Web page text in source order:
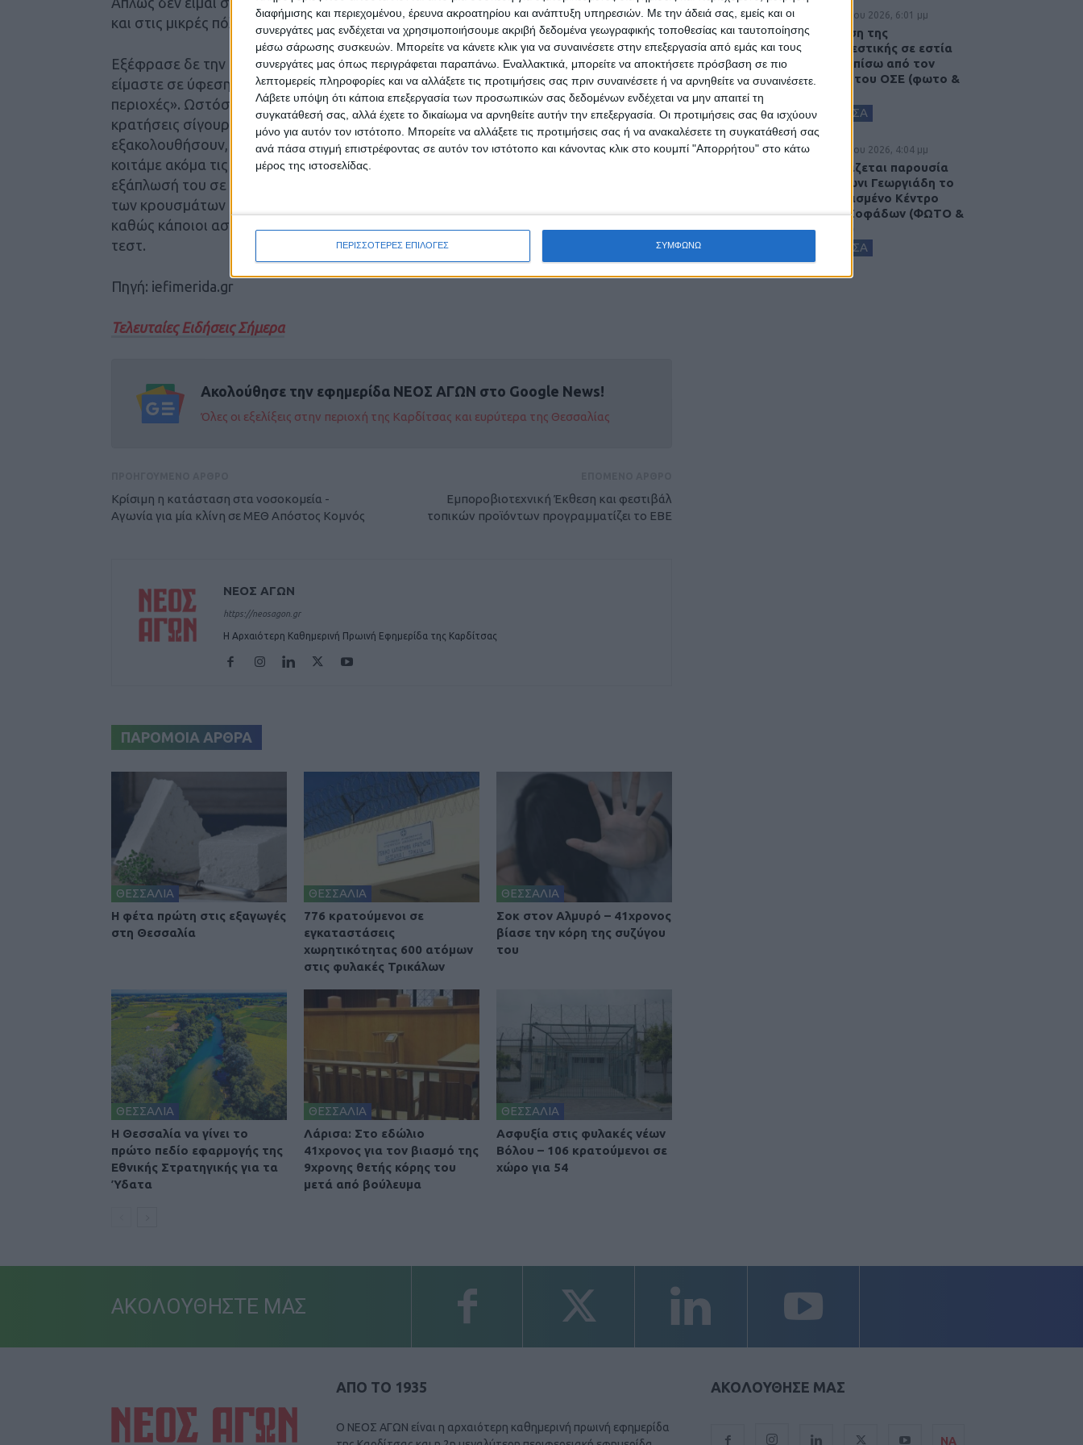
διαφήμισης και περιεχομένου, έρευνα ακροατηρίου και ανάπτυξη υπηρεσιών. Με την άδειά σας, εμείς και οι
συνεργάτες μας ενδέχεται να χρησιμοποιήσουμε ακριβή δεδομένα γεωγραφικής τοποθεσίας και ταυτοποίησης
μέσω σάρωσης συσκευών. Μπορείτε να κάνετε κλικ για να συναινέσετε στην επεξεργασία από εμάς και τους
συνεργάτες μας όπως περιγράφεται παραπάνω. Εναλλακτικά, μπορείτε να αποκτήσετε πρόσβαση σε πιο
λεπτομερείς πληροφορίες και να αλλάξετε τις προτιμήσεις σας πριν συναινέσετε ή να αρνηθείτε να συναινέσετε.
Λάβετε υπόψη ότι κάποια επεξεργασία των προσωπικών σας δεδομένων ενδέχεται να μην απαιτεί τη
συγκατάθεσή σας, αλλά έχετε το δικαίωμα να αρνηθείτε αυτήν την επεξεργασία. Οι προτιμήσεις σας θα ισχύουν
μόνο για αυτόν τον ιστότοπο. Μπορείτε να αλλάξετε τις προτιμήσεις σας ή να ανακαλέσετε τη συγκατάθεσή σας
ανά πάσα στιγμή επιστρέφοντας σε αυτόν τον ιστότοπο και κάνοντας κλικ στο κουμπί "Απορρήτου" στο κάτω
μέρος της ιστοσελίδας.
ΠΕΡΙΣΣΟΤΕΡΕΣ ΕΠΙΛΟΓΕΣ ΣΥΜΦΩΝΩ
και στις μικρές πόλεις», επισήμανε ο καθηγητής Μικροβιολογίας.
Εξέφρασε δε την εκτίμηση ότι τα χειρότερα πέρασαν και «πιστεύω ότι πλέον θα
είμαστε σε ύφεση, απλώς ακόμα έχουμε μια ασταθή κατάσταση σε διάφορες
περιοχές». Ωστόσο, σύμφωνα με τον καθηγητή, η πίεση στο σύστημα υγείας θα
κρατήσεις σίγουρα 1-2 εβδομάδες ακόμα. «Τα βαριά περιστατικά θα
εξακολουθήσουν, γιατί υπάρχουν ασθενείς που νόσησαν πριν 10-15 μέρες. Ας μην
κοιτάμε ακόμα τις διασωληνώσεις και τους νεκρούς, αλλά τα κρούσματα και την
εξάπλωσή του σε όλη την Ελλάδα», πρόσθεσε τονίζοντας ότι ο πραγματικός αριθμός
των κρουσμάτων μπορεί να είναι και πενταπλάσιος από αυτόν που καταγράφεται,
καθώς κάποιοι ασθενείς μπορεί να είναι ασυμπτωματικοί ή να μην υποβάλλονται σε
τεστ.
Πηγή: iefimerida.gr
Τελευταίες Ειδήσεις Σήμερα
Ακολούθησε την εφημερίδα ΝΕΟΣ ΑΓΩΝ στο Google News!
Όλες οι εξελίξεις στην περιοχή της Καρδίτσας και ευρύτερα της Θεσσαλίας
Κρίσιμη η κατάσταση στα νοσοκομεία -
Αγωνία για μία κλίνη σε ΜΕΘ Απόστος Κομνός
Εμποροβιοτεχνική Έκθεση και φεστιβάλ
τοπικών προϊόντων προγραμματίζει το ΕΒΕ
ΝΕΟΣ ΑΓΩΝ
https://neosagon.gr
Η Αρχαιότερη Καθημερινή Πρωινή Εφημερίδα της Καρδίτσας
ΠΑΡΟΜΟΙΑ ΑΡΘΡΑ
ΘΕΣΣΑΛΙΑ
Η φέτα πρώτη στις εξαγωγές
στη Θεσσαλία
ΘΕΣΣΑΛΙΑ
776 κρατούμενοι σε
εγκαταστάσεις
χωρητικότητας 600 ατόμων
στις φυλακές Τρικάλων
ΘΕΣΣΑΛΙΑ
Σοκ στον Αλμυρό – 41χρονος
βίασε την κόρη της συζύγου
του
ΘΕΣΣΑΛΙΑ
Η Θεσσαλία να γίνει το
πρώτο πεδίο εφαρμογής της
Εθνικής Στρατηγικής για τα
Ύδατα
ΘΕΣΣΑΛΙΑ
Λάρισα: Στο εδώλιο
41χρονος για τον βιασμό της
9χρονης θετής κόρης του
μετά από βούλευμα
ΘΕΣΣΑΛΙΑ
Ασφυξία στις φυλακές νέων
Βόλου – 106 κρατούμενοι σε
χώρο για 54
5 Αυγούστου 2026, 6:01 μμ
Επέμβαση της
Πυροσβεστικής σε εστία
φωτιάς πίσω από τον
σταθμό του ΟΣΕ (φωτο &
ΚΑΡΔΙΤΣΑ
5 Αυγούστου 2026, 4:04 μμ
Εγκαινιάζεται παρουσία
του Άδωνι Γεωργιάδη το
ανακαινισμένο Κέντρο
Υγείας Σοφάδων (ΦΩΤΟ &
ΒΙΝΤΕΟ)
ΚΑΡΔΙΤΣΑ
ΑΚΟΛΟΥΘΗΣΤΕ ΜΑΣ
ΑΠΟ ΤΟ 1935
Ο ΝΕΟΣ ΑΓΩΝ είναι η αρχαιότερη καθημερινή πρωινή εφημερίδα
ΑΚΟΛΟΥΘΗΣΕ ΜΑΣ
ΝΑ